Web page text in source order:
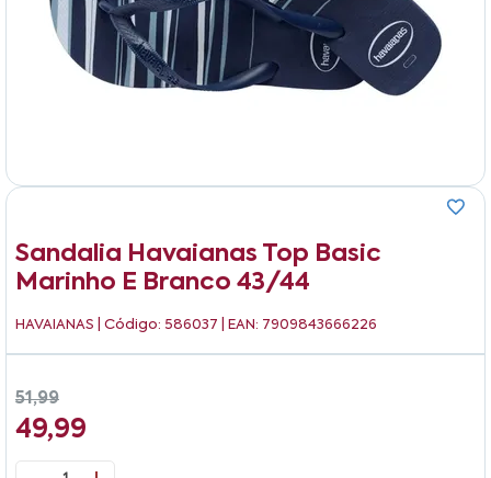
Sandalia Havaianas Top Basic
Marinho E Branco 43/44
HAVAIANAS | Código: 586037 | EAN: 7909843666226
51,99
49,99